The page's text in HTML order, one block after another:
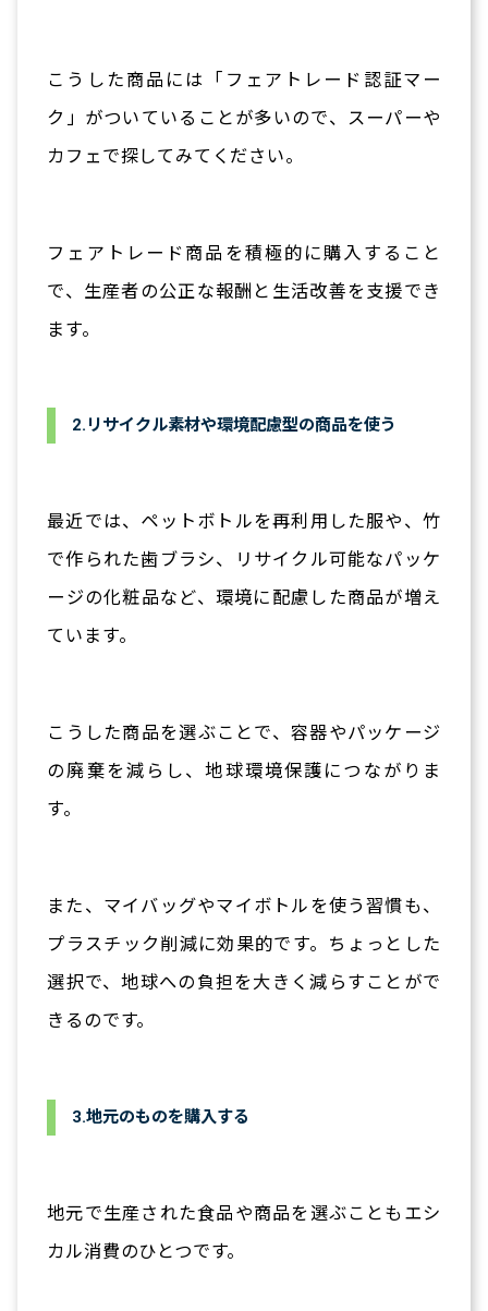
こうした商品には「フェアトレード認証マー
ク」がついていることが多いので、スーパーや
カフェで探してみてください。
フェアトレード商品を積極的に購入すること
で、生産者の公正な報酬と生活改善を支援でき
ます。
2.リサイクル素材や環境配慮型の商品を使う
最近では、ペットボトルを再利用した服や、竹
で作られた歯ブラシ、リサイクル可能なパッケ
ージの化粧品など、環境に配慮した商品が増え
ています。
こうした商品を選ぶことで、容器やパッケージ
の廃棄を減らし、地球環境保護につながりま
す。
また、マイバッグやマイボトルを使う習慣も、
プラスチック削減に効果的です。ちょっとした
選択で、地球への負担を大きく減らすことがで
きるのです。
3.地元のものを購入する
地元で生産された食品や商品を選ぶこともエシ
カル消費のひとつです。